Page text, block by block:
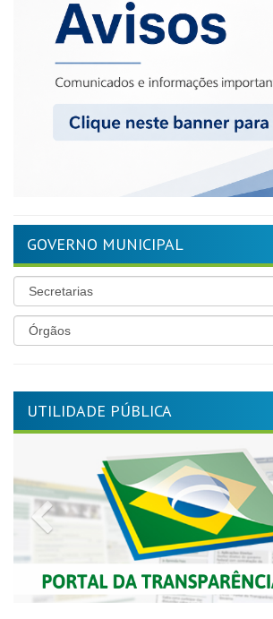
GOVERNO MUNICIPAL
UTILIDADE PÚBLICA
Previous